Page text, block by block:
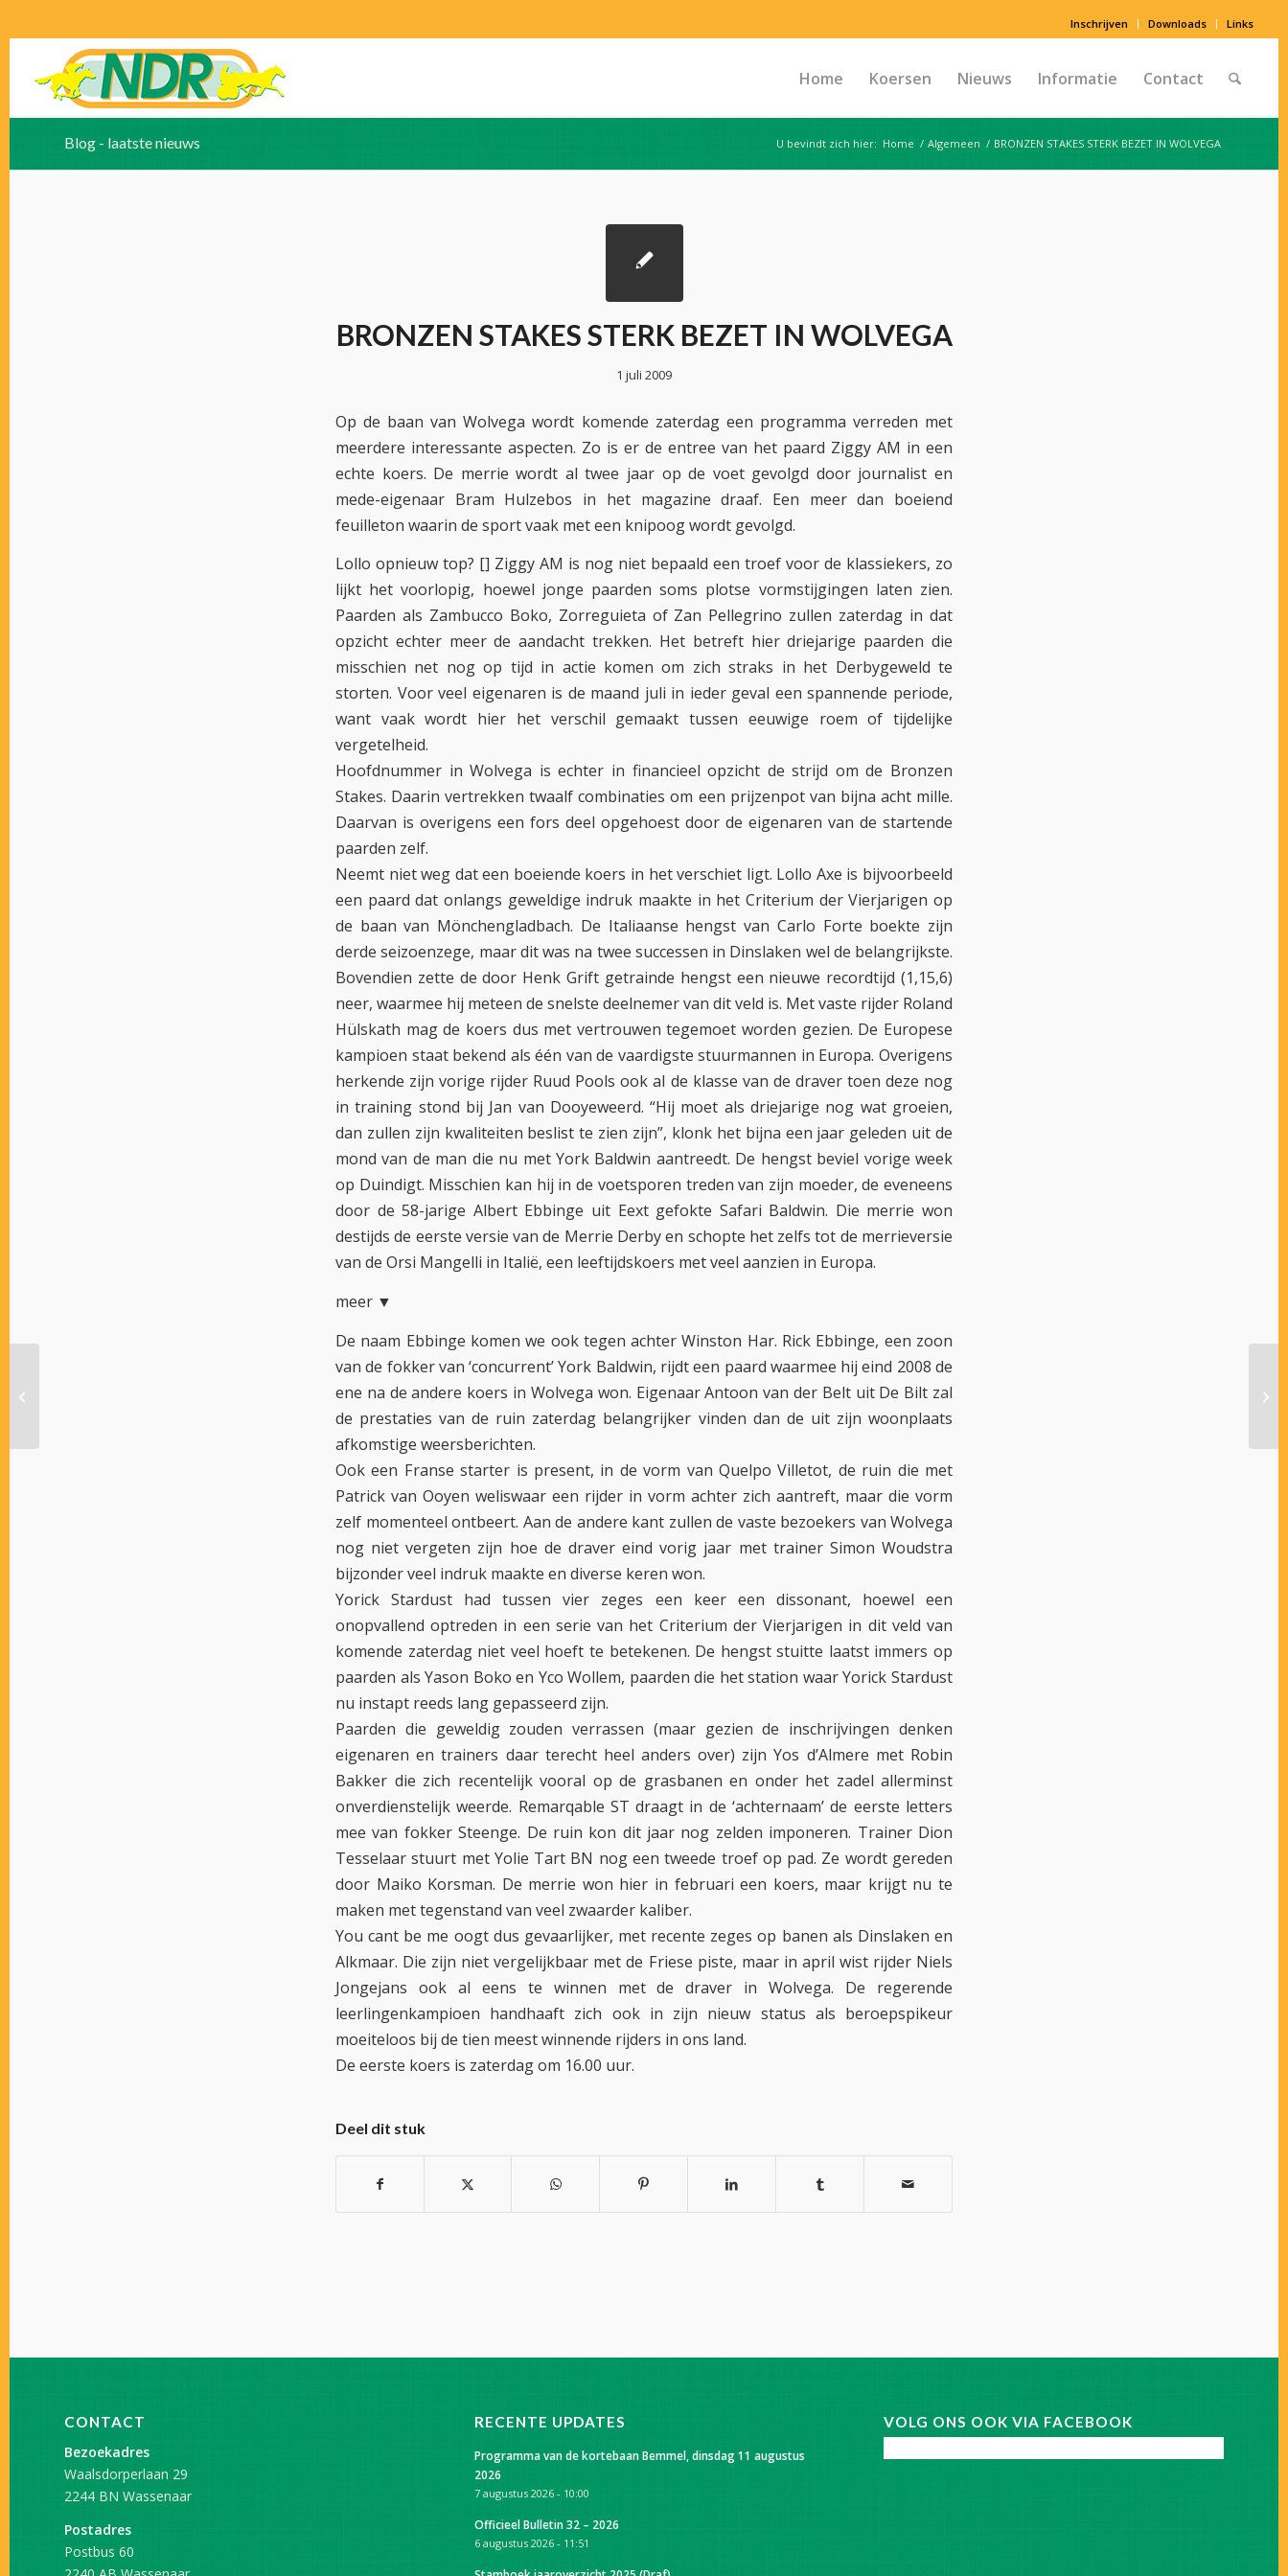
Inschrijven Downloads Links
Home Koersen Nieuws Informatie Contact
Blog - laatste nieuws U bevindt zich hier: Home / Algemeen / BRONZEN STAKES STERK BEZET IN WOLVEGA
BRONZEN STAKES STERK BEZET IN WOLVEGA
1 juli 2009
Op de baan van Wolvega wordt komende zaterdag een programma verreden met
meerdere interessante aspecten. Zo is er de entree van het paard Ziggy AM in een
echte koers. De merrie wordt al twee jaar op de voet gevolgd door journalist en
mede-eigenaar Bram Hulzebos in het magazine draaf. Een meer dan boeiend
feuilleton waarin de sport vaak met een knipoog wordt gevolgd.
Lollo opnieuw top? [] Ziggy AM is nog niet bepaald een troef voor de klassiekers, zo
lijkt het voorlopig, hoewel jonge paarden soms plotse vormstijgingen laten zien.
Paarden als Zambucco Boko, Zorreguieta of Zan Pellegrino zullen zaterdag in dat
opzicht echter meer de aandacht trekken. Het betreft hier driejarige paarden die
misschien net nog op tijd in actie komen om zich straks in het Derbygeweld te
storten. Voor veel eigenaren is de maand juli in ieder geval een spannende periode,
want vaak wordt hier het verschil gemaakt tussen eeuwige roem of tijdelijke
vergetelheid.
Hoofdnummer in Wolvega is echter in financieel opzicht de strijd om de Bronzen
Stakes. Daarin vertrekken twaalf combinaties om een prijzenpot van bijna acht mille.
Daarvan is overigens een fors deel opgehoest door de eigenaren van de startende
paarden zelf.
Neemt niet weg dat een boeiende koers in het verschiet ligt. Lollo Axe is bijvoorbeeld
een paard dat onlangs geweldige indruk maakte in het Criterium der Vierjarigen op
de baan van Mönchengladbach. De Italiaanse hengst van Carlo Forte boekte zijn
derde seizoenzege, maar dit was na twee successen in Dinslaken wel de belangrijkste.
Bovendien zette de door Henk Grift getrainde hengst een nieuwe recordtijd (1,15,6)
neer, waarmee hij meteen de snelste deelnemer van dit veld is. Met vaste rijder Roland
Hülskath mag de koers dus met vertrouwen tegemoet worden gezien. De Europese
kampioen staat bekend als één van de vaardigste stuurmannen in Europa. Overigens
herkende zijn vorige rijder Ruud Pools ook al de klasse van de draver toen deze nog
in training stond bij Jan van Dooyeweerd. “Hij moet als driejarige nog wat groeien,
dan zullen zijn kwaliteiten beslist te zien zijn”, klonk het bijna een jaar geleden uit de
mond van de man die nu met York Baldwin aantreedt. De hengst beviel vorige week
op Duindigt. Misschien kan hij in de voetsporen treden van zijn moeder, de eveneens
door de 58-jarige Albert Ebbinge uit Eext gefokte Safari Baldwin. Die merrie won
destijds de eerste versie van de Merrie Derby en schopte het zelfs tot de merrieversie
van de Orsi Mangelli in Italië, een leeftijdskoers met veel aanzien in Europa.
meer ▼
De naam Ebbinge komen we ook tegen achter Winston Har. Rick Ebbinge, een zoon
van de fokker van ‘concurrent’ York Baldwin, rijdt een paard waarmee hij eind 2008 de
ene na de andere koers in Wolvega won. Eigenaar Antoon van der Belt uit De Bilt zal
de prestaties van de ruin zaterdag belangrijker vinden dan de uit zijn woonplaats
afkomstige weersberichten.
Ook een Franse starter is present, in de vorm van Quelpo Villetot, de ruin die met
Patrick van Ooyen weliswaar een rijder in vorm achter zich aantreft, maar die vorm
zelf momenteel ontbeert. Aan de andere kant zullen de vaste bezoekers van Wolvega
nog niet vergeten zijn hoe de draver eind vorig jaar met trainer Simon Woudstra
bijzonder veel indruk maakte en diverse keren won.
Yorick Stardust had tussen vier zeges een keer een dissonant, hoewel een
onopvallend optreden in een serie van het Criterium der Vierjarigen in dit veld van
komende zaterdag niet veel hoeft te betekenen. De hengst stuitte laatst immers op
paarden als Yason Boko en Yco Wollem, paarden die het station waar Yorick Stardust
nu instapt reeds lang gepasseerd zijn.
Paarden die geweldig zouden verrassen (maar gezien de inschrijvingen denken
eigenaren en trainers daar terecht heel anders over) zijn Yos d’Almere met Robin
Bakker die zich recentelijk vooral op de grasbanen en onder het zadel allerminst
onverdienstelijk weerde. Remarqable ST draagt in de ‘achternaam’ de eerste letters
mee van fokker Steenge. De ruin kon dit jaar nog zelden imponeren. Trainer Dion
Tesselaar stuurt met Yolie Tart BN nog een tweede troef op pad. Ze wordt gereden
door Maiko Korsman. De merrie won hier in februari een koers, maar krijgt nu te
maken met tegenstand van veel zwaarder kaliber.
You cant be me oogt dus gevaarlijker, met recente zeges op banen als Dinslaken en
Alkmaar. Die zijn niet vergelijkbaar met de Friese piste, maar in april wist rijder Niels
Jongejans ook al eens te winnen met de draver in Wolvega. De regerende
leerlingenkampioen handhaaft zich ook in zijn nieuw status als beroepspikeur
moeiteloos bij de tien meest winnende rijders in ons land.
De eerste koers is zaterdag om 16.00 uur.
Deel dit stuk
CONTACT
Bezoekadres
Waalsdorperlaan 29
2244 BN Wassenaar
Postadres
Postbus 60
RECENTE UPDATES
Programma van de kortebaan Bemmel, dinsdag 11 augustus
2026
7 augustus 2026 - 10:00
Officieel Bulletin 32 – 2026
6 augustus 2026 - 11:51
VOLG ONS OOK VIA FACEBOOK